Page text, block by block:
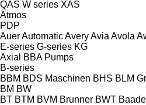
QAS W series XAS
Atmos
PDP
AuerAutomaticAveryAvia Avola
E-series G-series KG
Axial
BBA Pumps
B-series
BBM BDS Maschinen BHS BLM
BM BW
BT BTM BVM Brunner BWT